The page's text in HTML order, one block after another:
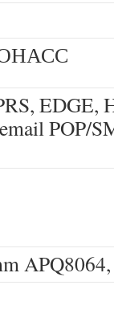
EDGE,
POP/